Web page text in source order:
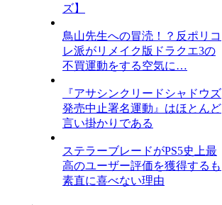
ズ】
鳥山先生への冒涜！？反ポリコ
レ派がリメイク版ドラクエ3の
不買運動をする空気に…
『アサシンクリードシャドウズ
発売中止署名運動』はほとんど
言い掛かりである
ステラーブレードがPS5史上最
高のユーザー評価を獲得するも
素直に喜べない理由